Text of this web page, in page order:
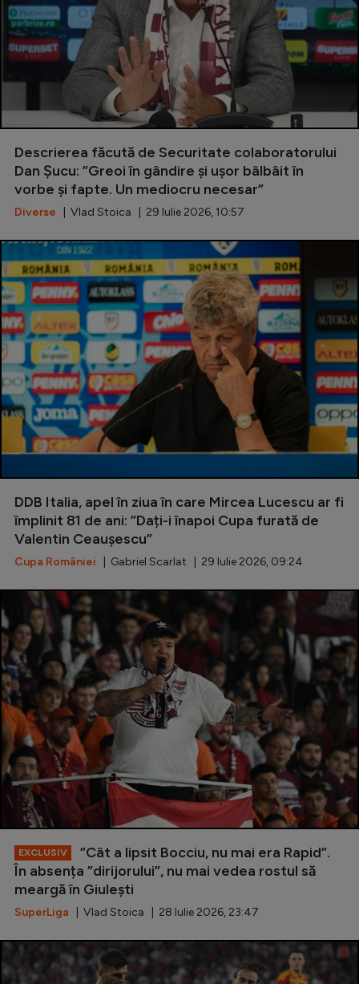
Descrierea făcută de Securitate colaboratorului
Dan Șucu: ”Greoi în gândire și ușor bâlbâit în
vorbe și fapte. Un mediocru necesar”
Diverse | Vlad Stoica | 29 Iulie 2026, 10:57
DDB Italia, apel în ziua în care Mircea Lucescu ar fi
împlinit 81 de ani: ”Dați-i înapoi Cupa furată de
Valentin Ceaușescu”
Cupa României | Gabriel Scarlat | 29 Iulie 2026, 09:24
EXCLUSIV
”Cât a lipsit Bocciu, nu mai era Rapid”.
În absența ”dirijorului”, nu mai vedea rostul să
meargă în Giulești
SuperLiga | Vlad Stoica | 28 Iulie 2026, 23:47